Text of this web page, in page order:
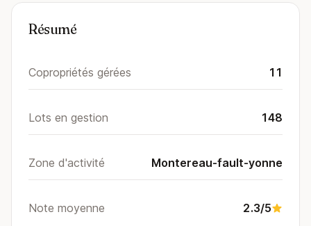
Résumé
Copropriétés gérées 11
Lots en gestion 148
Zone d'activité Montereau-fault-yonne
Note moyenne 2.3/5